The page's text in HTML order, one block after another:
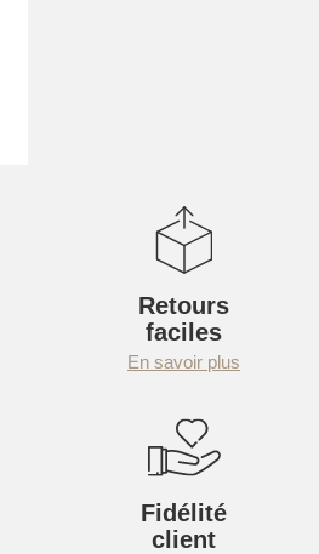
Retours
faciles
En savoir plus
Fidélité
client